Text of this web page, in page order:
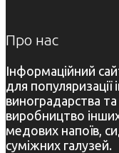
Про нас
Інформаційний
для
виноградарства
виробництво
медових напоїв,
суміжних галузей.